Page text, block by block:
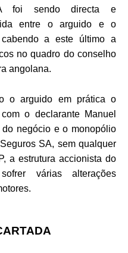
foi sendo directa e
entre o arguido e o
a este último a
no quadro do conselho
angolana.
o arguido em prática o
o declarante Manuel
negócio e o monopólio
SA, sem qualquer
a estrutura accionista do
várias alterações